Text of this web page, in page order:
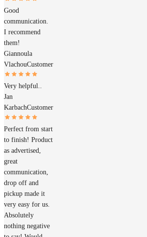
Good
communication.
I recommend
them!
Giannoula
VlachouCustomer
Very helpful..
Jan
KarbachCustomer
Perfect from start
to finish! Product
as advertised,
great
communication,
drop off and
pickup made it
very easy for us.
Absolutely
nothing negative